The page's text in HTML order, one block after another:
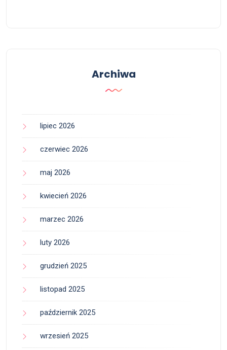
Archiwa
lipiec 2026
czerwiec 2026
maj 2026
kwiecień 2026
marzec 2026
luty 2026
grudzień 2025
listopad 2025
październik 2025
wrzesień 2025